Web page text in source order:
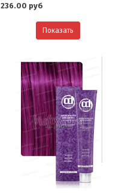
236.00 руб
Показать